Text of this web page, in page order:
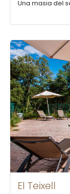
Una masia del
El Teixell